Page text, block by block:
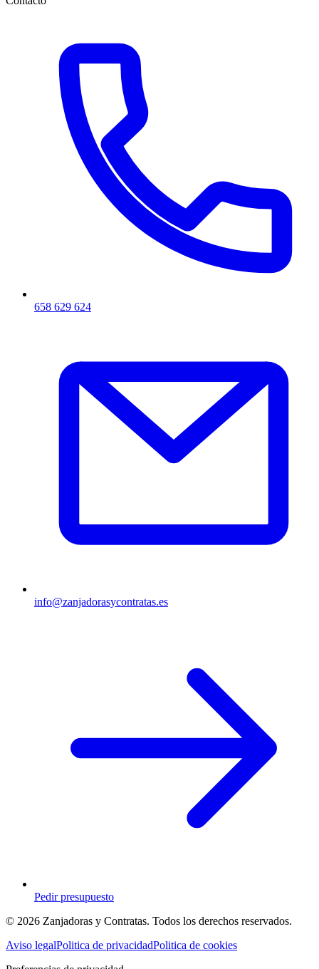
658 629 624
info@zanjadorasycontratas.es
Pedir presupuesto
© 2026 Zanjadoras y Contratas. Todos los derechos reservados.
Aviso legalPolitica de privacidadPolitica de cookies